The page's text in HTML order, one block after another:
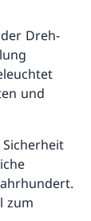
Dreh-
und
zum